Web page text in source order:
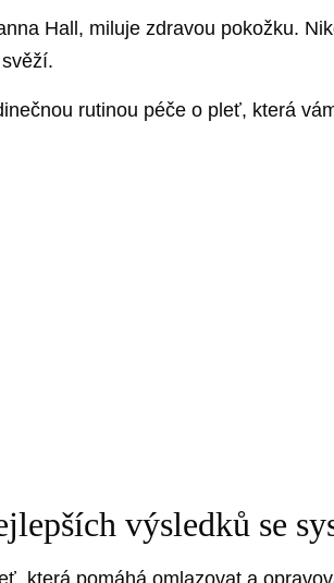
Hall, miluje zdravou pokožku.
rutinou péče o pleť, která
výsledků se
která pomáhá omlazovat a